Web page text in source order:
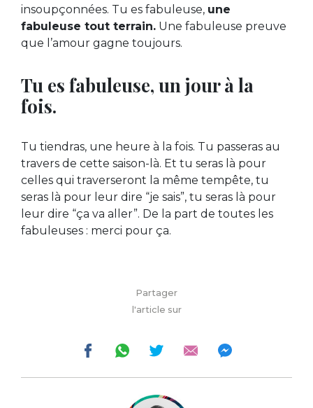
insoupçonnées. Tu es fabuleuse, une
fabuleuse tout terrain. Une fabuleuse preuve
que l’amour gagne toujours.
Tu es fabuleuse, un jour à la
fois.
Tu tiendras, une heure à la fois. Tu passeras au
travers de cette saison-là. Et tu seras là pour
celles qui traverseront la même tempête, tu
seras là pour leur dire “je sais”, tu seras là pour
leur dire “ça va aller”. De la part de toutes les
fabuleuses : merci pour ça.
Partager
l'article sur